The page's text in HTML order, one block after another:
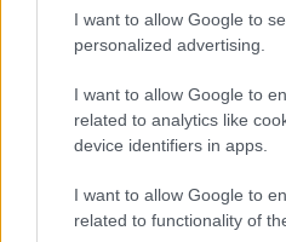
I want to allow Google to
personalized advertising.
I want to allow Google to
related to analytics like
device identifiers in apps.
I want to allow Google to
related to functionality of
Olbia, divieto di
Pausa caffè